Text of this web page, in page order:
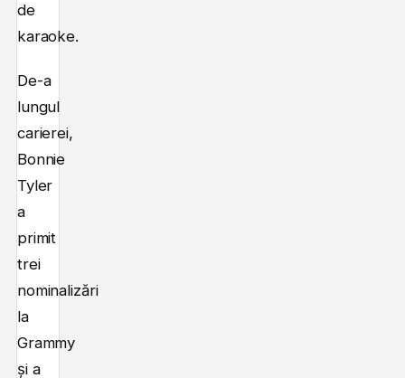
de
karaoke.
De-a
lungul
carierei,
Bonnie
Tyler
a
primit
trei
nominalizări
la
Grammy
și a